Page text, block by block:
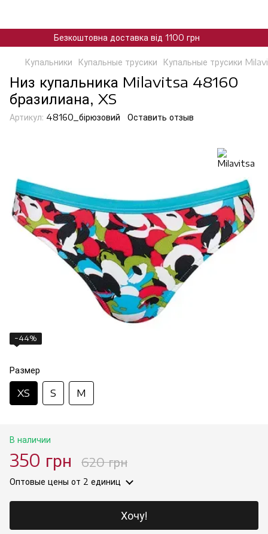
Безкоштовна доставка від 1100 грн
Купальники Купальные трусики Купальные трусики
Низ купальника Milavitsa 48160
бразилиана, XS
Артикул: 48160_бірюзовий Оставить отзыв
−44%
Размер
XS S M
В наличии
350 грн 620 грн
Оптовые цены от 2 единиц
Хочу!